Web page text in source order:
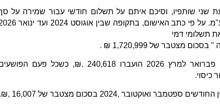
שני שותפיו, וסיכם איתם על תשלום חודשי עבור שמירה על
8,000 ₪ או 300 ₪ ליום, בתוספת מע"מ. על פי כתב האישום, בתקופה שבין אוגוסט 2024
תשלומי דמי
מצטבר של 1,720,999 ₪ .
לאחר מכן המחיר החודשי עלה, ובין פברואר למרץ 2026 הועברו 240,618 .₪, כשכל פעם
,2024 בסכום מצטבר של 16,007 ,₪.